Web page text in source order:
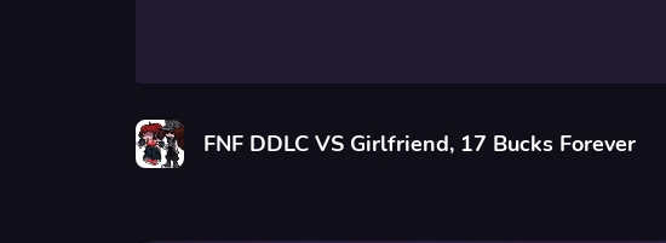
FNF DDLC VS Girlfriend, 17 Bucks Forever